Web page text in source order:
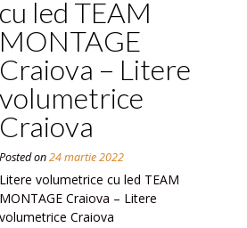
cu led TEAM
MONTAGE
Craiova – Litere
volumetrice
Craiova
Posted on24 martie 2022
Litere volumetrice cu led TEAM
MONTAGE Craiova – Litere
volumetrice Craiova